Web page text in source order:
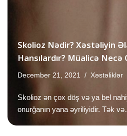
Skolioz Nədir? Xəstəliyin
Hansılardır? Müalicə Necə
December 21, 2021 Xəstəliklər
Skolioz ən çox döş və ya bel
onurğanın yana əyriliyidir. Tək